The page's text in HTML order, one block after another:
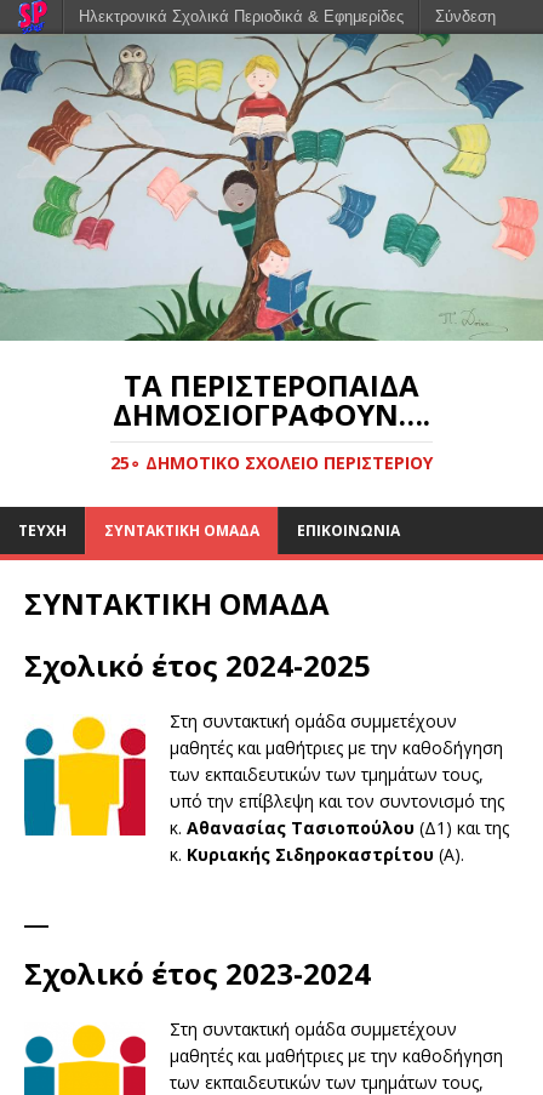
ΤΑ ΠΕΡΙΣΤΕΡΌΠΑΙΔΑ
ΔΗΜΟΣΙΟΓΡΑΦΟΎΝ….
25∘ ΔΗΜΟΤΙΚΟ ΣΧΟΛΕΙΟ ΠΕΡΙΣΤΕΡΙΟΥ
ΤΕΥΧΗ ΣΥΝΤΑΚΤΙΚΗ ΟΜΑΔΑ ΕΠΙΚΟΙΝΩΝΙΑ
ΣΥΝΤΑΚΤΙΚΗ ΟΜΑΔΑ
Σχολικό έτος 2024-2025
Στη συντακτική ομάδα συμμετέχουν
μαθητές και μαθήτριες με την καθοδήγηση
των εκπαιδευτικών των τμημάτων τους,
υπό την επίβλεψη και τον συντονισμό της
κ. Αθανασίας Τασιοπούλου (Δ1) και της
κ. Κυριακής Σιδηροκαστρίτου (Α).
Σχολικό έτος 2023-2024
Στη συντακτική ομάδα συμμετέχουν
μαθητές και μαθήτριες με την καθοδήγηση
των εκπαιδευτικών των τμημάτων τους,
Ηλεκτρονικά Σχολικά Περιοδικά & Εφημερίδες Σύνδεση